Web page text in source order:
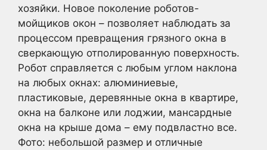
хозяйки. Новое поколение роботов-
мойщиков окон – позволяет наблюдать за
процессом превращения грязного окна в
сверкающую отполированную поверхность.
Робот справляется с любым углом наклона
на любых окнах: алюминиевые,
пластиковые, деревянные окна в квартире,
окна на балконе или лоджии, мансардные
окна на крыше дома – ему подвластно все.
Фото: небольшой размер и отличные